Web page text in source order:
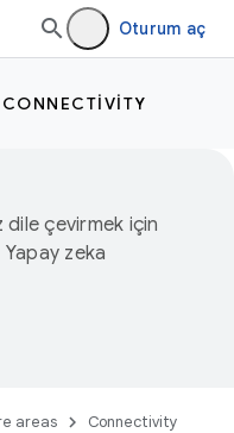
Oturum aç
CONNECTIVITY
çevirmek için
zeka
areas
Connectivity